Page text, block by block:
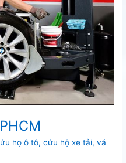
họ ô tô,cứu hộ xe tải,vá